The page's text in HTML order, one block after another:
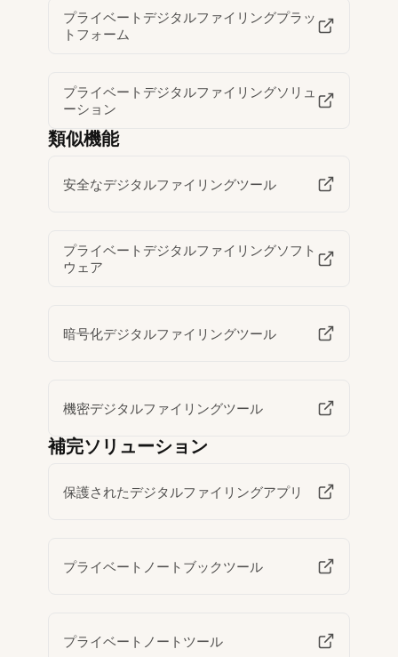
プライベートデジタルファイリングプラッ
トフォーム
プライベートデジタルファイリングソリュ
ーション
類似機能
安全なデジタルファイリングツール
プライベートデジタルファイリングソフト
ウェア
暗号化デジタルファイリングツール
機密デジタルファイリングツール
補完ソリューション
保護されたデジタルファイリングアプリ
プライベートノートブックツール
プライベートノートツール